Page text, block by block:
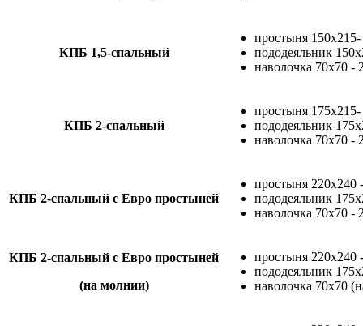
КПБ 1,5-спальный
простыня
пододеяльник
наволочка 70х70 -
КПБ 2-спальный
простыня
пододеяльник
наволочка 70х70 -
КПБ 2-спальный с Евро простыней
простыня 220х240
пододеяльник
наволочка 70х70 -
КПБ 2-спальный с Евро простыней
(на молнии)
простыня 220х240
пододеяльник
наволочка 70х70